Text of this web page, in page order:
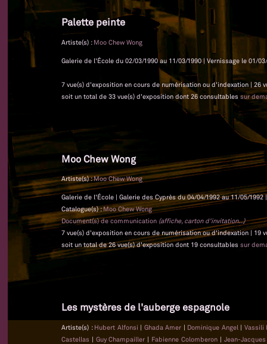
Palette peinte
Artiste(s) : Moo Chew Wong
Galerie de l'École du 02/03/1990 au 11/03/1990 | Vernissage le 01/03/
7 vue(s) d'exposition en cours de numérisation ou d'indexation | 26
soit un total de 33 vue(s) d'exposition dont 26 consultablessur
Moo Chew Wong
Artiste(s) :Moo Chew Wong
Galerie de l'École | Galerie des Cyprès du 04/04/1992 au 11/05/1992
Catalogue(s) :Moo Chew Wong
Document(s) de communication (affiche, carton d'invitation...)
7 vue(s) d'exposition en cours de numérisation ou d'indexation | 19
soit un total de 26 vue(s) d'exposition dont 19 consultables sur
Les mystères de l'auberge espagnole
Artiste(s) : Hubert Alfonsi | Ghada Amer | Dominique Angel | Vassili
Castellas | Guy Champailler | Fabienne Colomberon | Jean-